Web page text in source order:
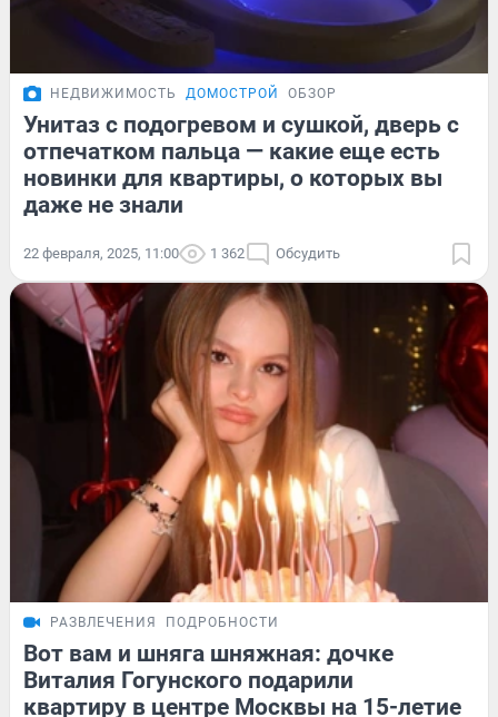
НЕДВИЖИМОСТЬ ДОМОСТРОЙ ОБЗОР
Унитаз с подогревом и сушкой, дверь с
отпечатком пальца — какие еще есть
новинки для квартиры, о которых вы
даже не знали
22 февраля, 2025, 11:00 1 362 Обсудить
РАЗВЛЕЧЕНИЯ ПОДРОБНОСТИ
Вот вам и шняга шняжная: дочке
Виталия Гогунского подарили
квартиру в центре Москвы на 15-летие